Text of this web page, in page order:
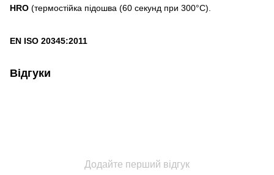
HRO (термостійка підошва (60 секунд при 300°C).
EN ISO 20345:2011
Відгуки
Додайте перший відгук